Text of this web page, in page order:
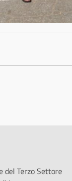
del Terzo Settore